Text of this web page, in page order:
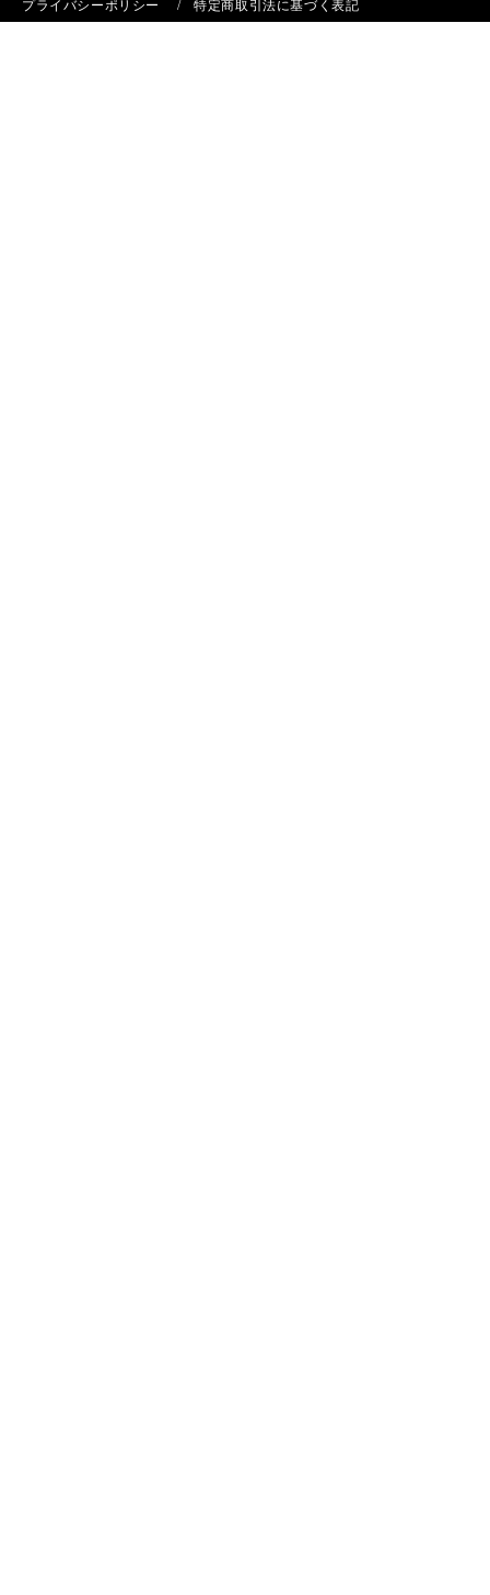
プライバシーポリシー 特定商取引法に基づく表記